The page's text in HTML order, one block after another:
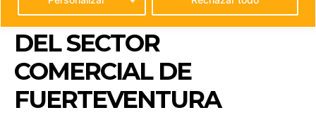
PARA LA REACTIVACIÓN
DEL SECTOR
COMERCIAL DE
FUERTEVENTURA